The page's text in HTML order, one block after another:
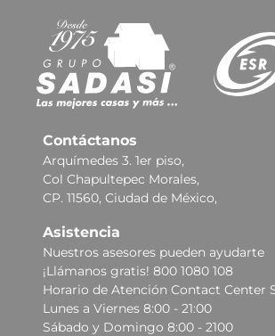
Contáctanos
Arquímedes 3. 1er piso,
Col Chapultepec Morales,
CP. 11560, Ciudad de México,
Asistencia
Nuestros asesores pueden ayudarte
¡Llámanos gratis! 800 1080 108
Horario de Atención Contact Center
Lunes a Viernes 8:00 - 21:00
Sábado y Domingo 8:00 - 2100